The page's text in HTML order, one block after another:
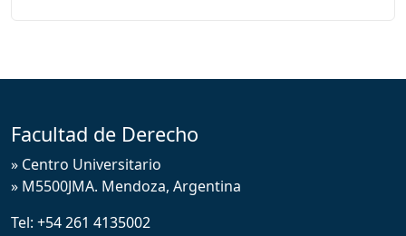
Facultad de Derecho
» Centro Universitario
» M5500JMA. Mendoza, Argentina
Tel: +54 261 4135002